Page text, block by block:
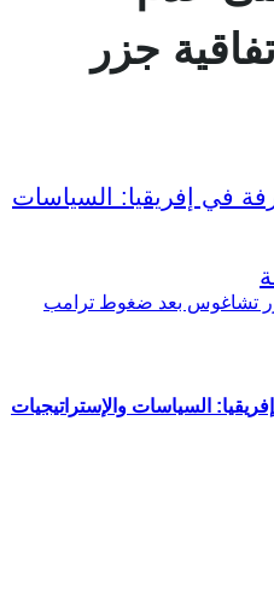
السياسات والإستراتيجيات
جزر